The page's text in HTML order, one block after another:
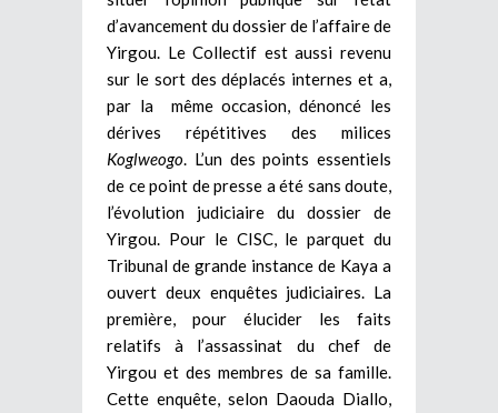
d’avancement du dossier de l’affaire de
Yirgou. Le Collectif est aussi revenu
sur le sort des déplacés internes et a,
par la même occasion, dénoncé les
dérives répétitives des milices
Koglweogo . L’un des points essentiels
de ce point de presse a été sans doute,
l’évolution judiciaire du dossier de
Yirgou. Pour le CISC, le parquet du
Tribunal de grande instance de Kaya a
ouvert deux enquêtes judiciaires. La
première, pour élucider les faits
relatifs à l’assassinat du chef de
Yirgou et des membres de sa famille.
Cette enquête, selon Daouda Diallo,